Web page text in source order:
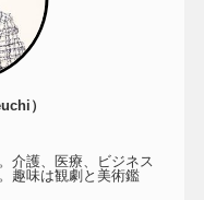
）
介護、医療、ビジネス
趣味は観劇と美術鑑